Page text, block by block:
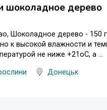
шоколадное дерево
Шоколадное дерево - 150
к высокой влажности и
не ниже +21оС, а ...
Донецьк